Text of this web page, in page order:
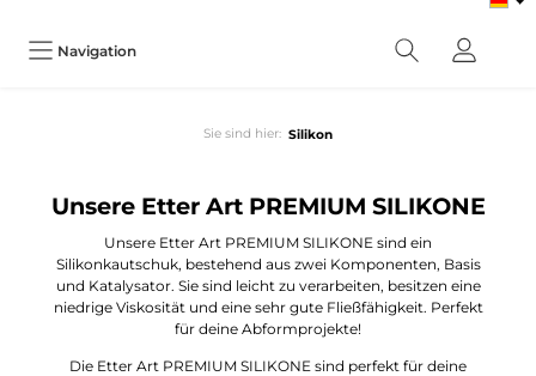
Navigation
Sie sind hier: Silikon
Unsere Etter Art PREMIUM SILIKONE
Unsere Etter Art PREMIUM SILIKONE sind ein
Silikonkautschuk, bestehend aus zwei Komponenten, Basis
und Katalysator. Sie sind leicht zu verarbeiten, besitzen eine
niedrige Viskosität und eine sehr gute Fließfähigkeit. Perfekt
für deine Abformprojekte!
Die Etter Art PREMIUM SILIKONE sind perfekt für deine